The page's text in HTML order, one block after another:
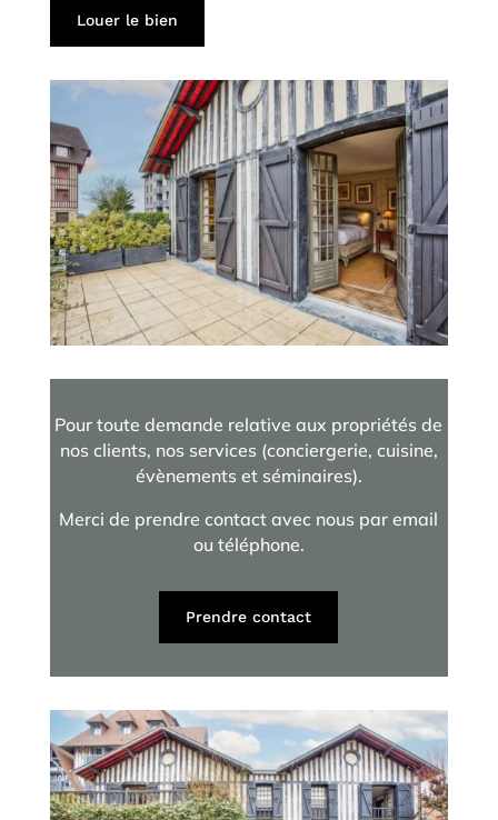
Louer le bien
Pour toute demande relative aux propriétés de
nos clients, nos services (conciergerie, cuisine,
évènements et séminaires).
Merci de prendre contact avec nous par email
ou téléphone.
Prendre contact